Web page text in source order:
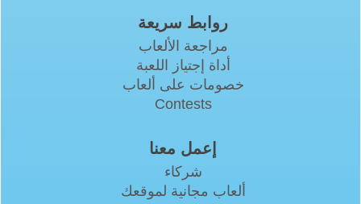
روابط سريعة
مراجعة الألعاب
أداة إجتياز اللعبة
خصومات على ألعاب
Contests
إعمل معنا
شركاء
ألعاب مجانية لموقعك